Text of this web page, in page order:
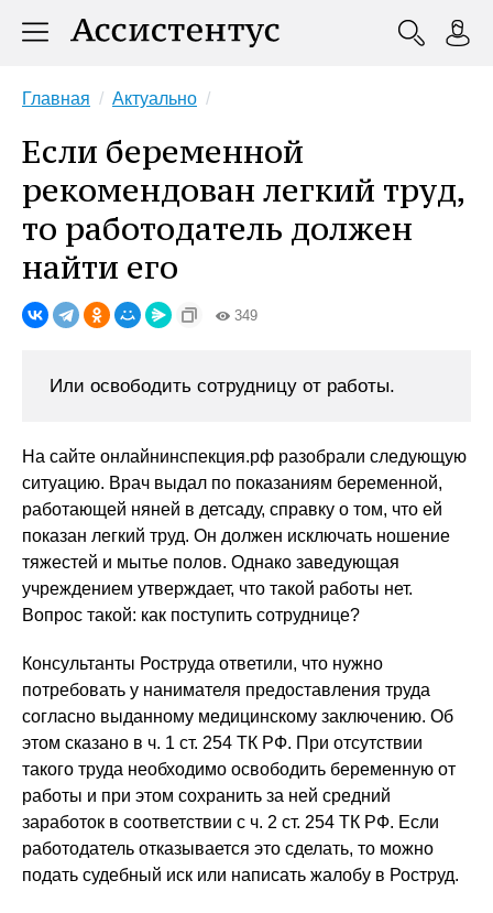
Главная Актуально
Если беременной
рекомендован легкий труд,
то работодатель должен
найти его
349
Или освободить сотрудницу от работы.
На сайте онлайнинспекция.рф разобрали следующую
ситуацию. Врач выдал по показаниям беременной,
работающей няней в детсаду, справку о том, что ей
показан легкий труд. Он должен исключать ношение
тяжестей и мытье полов. Однако заведующая
учреждением утверждает, что такой работы нет.
Вопрос такой: как поступить сотруднице?
Консультанты Роструда ответили, что нужно
потребовать у нанимателя предоставления труда
согласно выданному медицинскому заключению. Об
этом сказано в ч. 1 ст. 254 ТК РФ. При отсутствии
такого труда необходимо освободить беременную от
работы и при этом сохранить за ней средний
заработок в соответствии с ч. 2 ст. 254 ТК РФ. Если
работодатель отказывается это сделать, то можно
подать судебный иск или написать жалобу в Роструд.